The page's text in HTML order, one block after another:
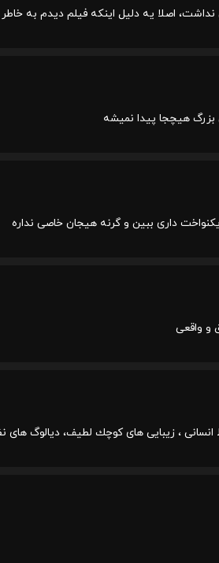
اصلا یه دلیل اینکه فیلم دیدم به
بزرگ هیچجا پیدا نمیشه
داری ببین و گرنه هیجان خاصی نداره
و واقعی
، زيبايى هاى كوچك لطيف، ديالوگ